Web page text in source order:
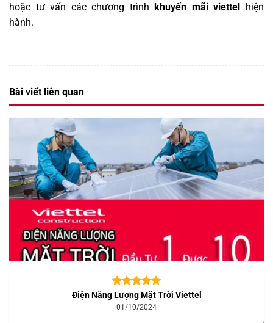
hoặc tư vấn các chương trìnhkhuyến mãi viettel hiện
hành.
Bài viết liên quan
5.00trên 5
dựa trên
10
Điện Năng Lượng Mặt Trời Viettel
01/10/2024